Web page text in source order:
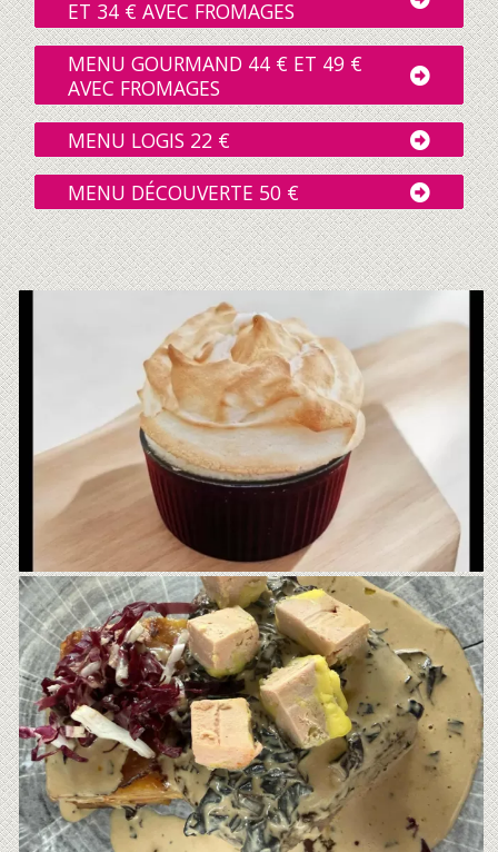
ET 34 € AVEC FROMAGES
MENU GOURMAND 44 € ET 49 €
AVEC FROMAGES
MENU LOGIS 22 €
MENU DÉCOUVERTE 50 €